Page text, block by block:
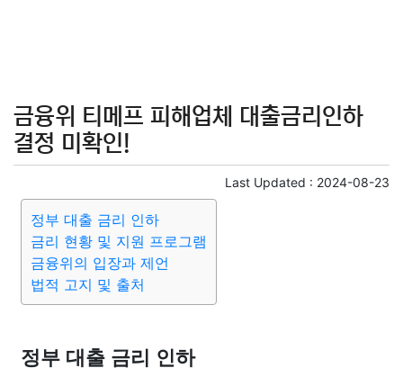
금융위 티메프 피해업체 대출금리인하
결정 미확인!
Last Updated : 2024-08-23
정부 대출 금리 인하
금리 현황 및 지원 프로그램
금융위의 입장과 제언
법적 고지 및 출처
정부 대출 금리 인하